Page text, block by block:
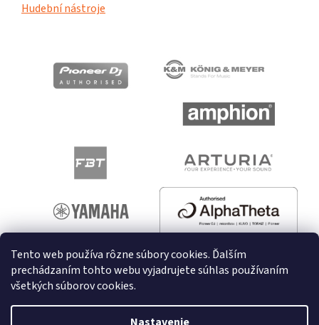
Tento web používa rôzne súbory cookies. Ďalším
prechádzaním tohto webu vyjadrujete súhlas používaním
všetkých súborov cookies.
Hudební nástroje
Vytvoril Shoptet